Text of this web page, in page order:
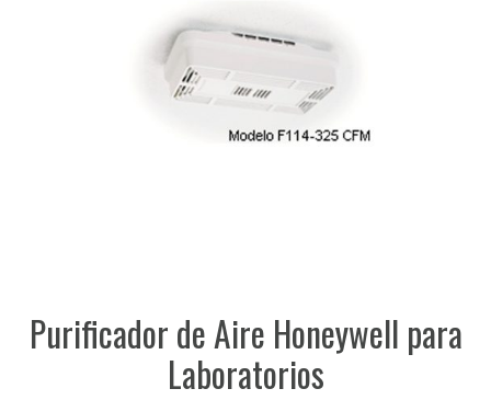
Purificador de Aire Honeywell para
Laboratorios